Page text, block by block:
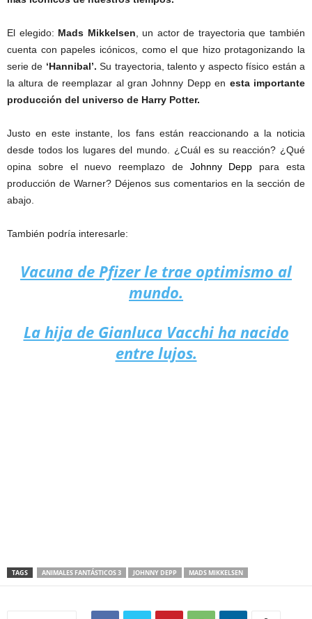
El elegido: Mads Mikkelsen , un actor de trayectoria que también
cuenta con papeles icónicos, como el que hizo protagonizando la
serie de ‘Hannibal’. Su trayectoria, talento y aspecto físico están a
la altura de reemplazar al gran Johnny Depp en esta importante
producción del universo de Harry Potter.
Justo en este instante, los fans están reaccionando a la noticia
desde todos los lugares del mundo. ¿Cuál es su reacción? ¿Qué
opina sobre el nuevo reemplazo de Johnny Depp para esta
producción de Warner? Déjenos sus comentarios en la sección de
abajo.
También podría interesarle:
Vacuna de Pfizer le trae optimismo al
mundo.
La hija de Gianluca Vacchi ha nacido
entre lujos.
TAGS ANIMALES FANTÁSTICOS 3 JOHNNY DEPP MADS MIKKELSEN